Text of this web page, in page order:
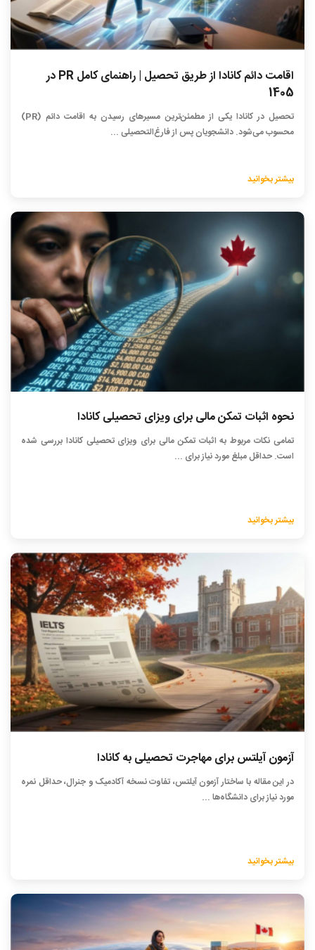
اقامت دائم کانادا از طریق تحصیل | راهنمای کامل PR در
1405
تحصیل در کانادا یکی از مطمئن‌ترین مسیرهای رسیدن به اقامت دائم (PR)
محسوب می‌شود. دانشجویان پس از فارغ‌التحصیلی ...
بیشتر بخوانید
نحوه اثبات تمکن مالی برای ویزای تحصیلی کانادا
تمامی نکات مربوط به اثبات تمکن مالی برای ویزای تحصیلی کانادا بررسی شده
است. حداقل مبلغ مورد نیاز برای ...
بیشتر بخوانید
آزمون آیلتس برای مهاجرت تحصیلی به کانادا
در این مقاله با ساختار آزمون آیلتس، تفاوت نسخه آکادمیک و جنرال، حداقل نمره
مورد نیاز برای دانشگاه‌ها ...
بیشتر بخوانید